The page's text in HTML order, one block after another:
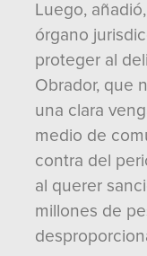
Luego,
órgano
proteger al
Obrador, que
una clara
medio de
contra del
al querer
millones de